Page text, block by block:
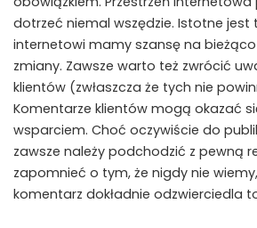
dotrzeć niemal wszędzie. Istotne jest
internetowi mamy szansę na bieżąco
zmiany. Zawsze warto też zwrócić
klientów (zwłaszcza że tych nie
Komentarze klientów mogą okazać
wsparciem. Choć oczywiście do
zawsze należy podchodzić z pewną
zapomnieć o tym, że nigdy nie
komentarz dokładnie odzwierciedla